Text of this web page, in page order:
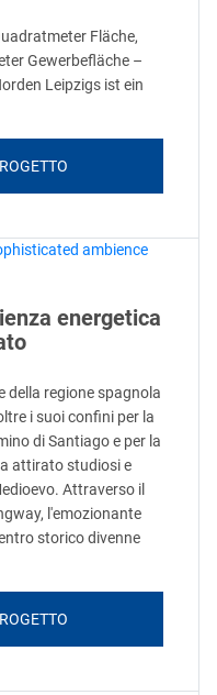
Fläche,
Gewerbefläche –
Leipzigs ist ein
energetica
della regione spagnola
i suoi confini per la
di Santiago e per la
attirato studiosi e
Attraverso il
l'emozionante
storico divenne